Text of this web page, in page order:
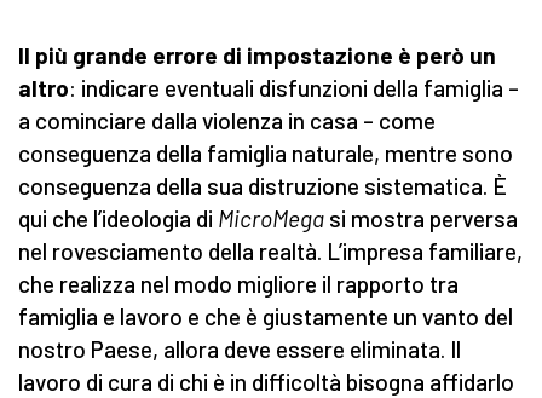
Il più grande errore di impostazione è però un
altro: indicare eventuali disfunzioni della famiglia –
a cominciare dalla violenza in casa – come
conseguenza della famiglia naturale, mentre sono
conseguenza della sua distruzione sistematica. È
qui che l’ideologia di MicroMega si mostra perversa
nel rovesciamento della realtà. L’impresa familiare,
che realizza nel modo migliore il rapporto tra
famiglia e lavoro e che è giustamente un vanto del
nostro Paese, allora deve essere eliminata. Il
lavoro di cura di chi è in difficoltà bisogna affidarlo